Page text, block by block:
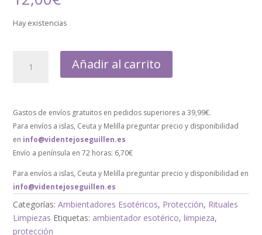
Hay existencias
Añadir al carrito
Gastos de envíos gratuitos en pedidos superiores a 39,99€.
Para envíos a islas, Ceuta y Melilla preguntar precio y disponibilidad
en info@videntejoseguillen.es
Envío a península en 72 horas: 6,70€
Para envíos a islas, Ceuta y Melilla preguntar precio y disponibilidad en
info@videntejoseguillen.es
Categorías:Ambientadores Esotéricos, Protección, Rituales
Limpiezas Etiquetas: ambientador esotérico,limpieza,
protección